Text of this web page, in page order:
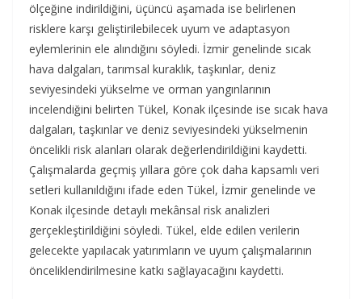
ölçeğine indirildiğini, üçüncü aşamada ise belirlenen
risklere karşı geliştirilebilecek uyum ve adaptasyon
eylemlerinin ele alındığını söyledi. İzmir genelinde sıcak
hava dalgaları, tarımsal kuraklık, taşkınlar, deniz
seviyesindeki yükselme ve orman yangınlarının
incelendiğini belirten Tükel, Konak ilçesinde ise sıcak hava
dalgaları, taşkınlar ve deniz seviyesindeki yükselmenin
öncelikli risk alanları olarak değerlendirildiğini kaydetti.
Çalışmalarda geçmiş yıllara göre çok daha kapsamlı veri
setleri kullanıldığını ifade eden Tükel, İzmir genelinde ve
Konak ilçesinde detaylı mekânsal risk analizleri
gerçekleştirildiğini söyledi. Tükel, elde edilen verilerin
gelecekte yapılacak yatırımların ve uyum çalışmalarının
önceliklendirilmesine katkı sağlayacağını kaydetti.